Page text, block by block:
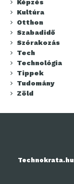
Képzés
Kultúra
Otthon
Szabadidő
Szórakozás
Tech
Technológia
Tippek
Tudomány
Zöld
Technokrata.hu